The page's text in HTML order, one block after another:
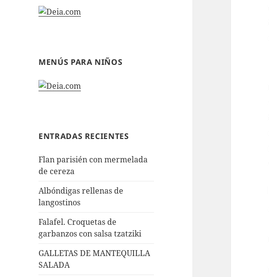
MENÚS PARA NIÑOS
ENTRADAS RECIENTES
Flan parisién con mermelada
de cereza
Albóndigas rellenas de
langostinos
Falafel. Croquetas de
garbanzos con salsa tzatziki
GALLETAS DE MANTEQUILLA
SALADA